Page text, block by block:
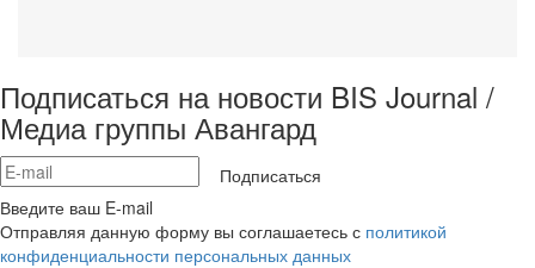
Подписаться на новости BIS Journal /
Медиа группы Авангард
Подписаться
Введите ваш E-mail
Отправляя данную форму вы соглашаетесь с политикой
конфиденциальности персональных данных